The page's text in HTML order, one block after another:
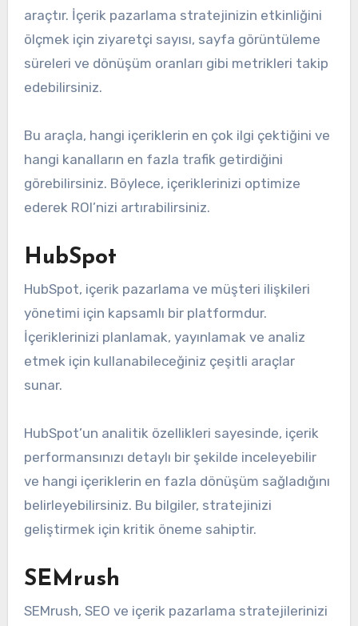
araçtır. İçerik pazarlama stratejinizin etkinliğini
ölçmek için ziyaretçi sayısı, sayfa görüntüleme
süreleri ve dönüşüm oranları gibi metrikleri takip
edebilirsiniz.
Bu araçla, hangi içeriklerin en çok ilgi çektiğini ve
hangi kanalların en fazla trafik getirdiğini
görebilirsiniz. Böylece, içeriklerinizi optimize
ederek ROI’nizi artırabilirsiniz.
HubSpot
HubSpot, içerik pazarlama ve müşteri ilişkileri
yönetimi için kapsamlı bir platformdur.
İçeriklerinizi planlamak, yayınlamak ve analiz
etmek için kullanabileceğiniz çeşitli araçlar
sunar.
HubSpot’un analitik özellikleri sayesinde, içerik
performansınızı detaylı bir şekilde inceleyebilir
ve hangi içeriklerin en fazla dönüşüm sağladığını
belirleyebilirsiniz. Bu bilgiler, stratejinizi
geliştirmek için kritik öneme sahiptir.
SEMrush
SEMrush, SEO ve içerik pazarlama stratejilerinizi